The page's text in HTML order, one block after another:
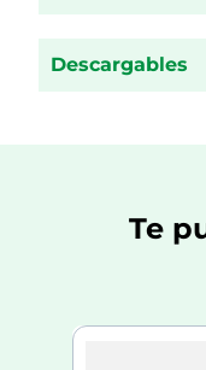
Descargables
Te